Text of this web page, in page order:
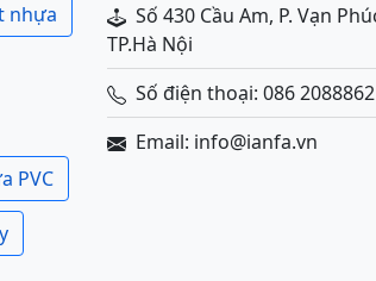
nhựa
PVC
Số 430 Cầu Am, P. Vạn
TP.Hà Nội
Số điện thoại: 086 2088862
Email: info@ianfa.vn